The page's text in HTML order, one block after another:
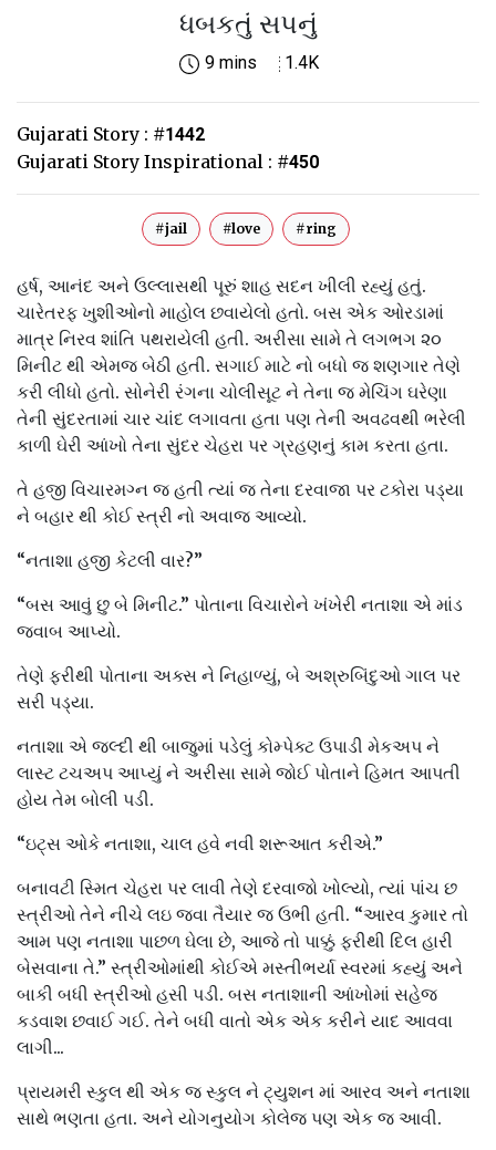
ધબકતું સપનું
9 mins 1.4K
Gujarati Story : #1442
Gujarati Story Inspirational : #450
#jail #love #ring
હર્ષ, આનંદ અને ઉલ્લાસથી પૂરું શાહ સદન ખીલી રહ્યું હતું.
ચારેતરફ ખુશીઓનો માહોલ છવાયેલો હતો. બસ એક ઓરડામાં
માત્ર નિરવ શાંતિ પથરાયેલી હતી. અરીસા સામે તે લગભગ ૨૦
મિનીટ થી એમજ બેઠી હતી. સગાઈ માટે નો બધો જ શણગાર તેણે
કરી લીધો હતો. સોનેરી રંગના ચોલીસૂટ ને તેના જ મેચિંગ ઘરેણા
તેની સુંદરતામાં ચાર ચાંદ લગાવતા હતા પણ તેની અવઢવથી ભરેલી
કાળી ઘેરી આંખો તેના સુંદર ચેહરા પર ગ્રહણનું કામ કરતા હતા.
તે હજી વિચારમગ્ન જ હતી ત્યાં જ તેના દરવાજા પર ટકોરા પડ્યા
ને બહાર થી કોઈ સ્ત્રી નો અવાજ આવ્યો.
“નતાશા હજી કેટલી વાર?”
“બસ આવું છુ બે મિનીટ.” પોતાના વિચારોને ખંખેરી નતાશા એ માંડ
જવાબ આપ્યો.
તેણે ફરીથી પોતાના અક્સ ને નિહાળ્યું, બે અશ્રુબિંદુઓ ગાલ પર
સરી પડ્યા.
નતાશા એ જલ્દી થી બાજુમાં પડેલું કોમ્પેક્ટ ઉપાડી મેકઅપ ને
લાસ્ટ ટચઅપ આપ્યું ને અરીસા સામે જોઈ પોતાને હિમત આપતી
હોય તેમ બોલી પડી.
“ઇટ્સ ઓકે નતાશા, ચાલ હવે નવી શરૂઆત કરીએ.”
બનાવટી સ્મિત ચેહરા પર લાવી તેણે દરવાજો ખોલ્યો, ત્યાં પાંચ છ
સ્ત્રીઓ તેને નીચે લઇ જવા તૈયાર જ ઉભી હતી. “આરવ કુમાર તો
આમ પણ નતાશા પાછળ ઘેલા છે, આજે તો પાક્કું ફરીથી દિલ હારી
બેસવાના તે.” સ્ત્રીઓમાંથી કોઈએ મસ્તીભર્યા સ્વરમાં કહ્યું અને
બાકી બધી સ્ત્રીઓ હસી પડી. બસ નતાશાની આંખોમાં સહેજ
કડવાશ છવાઈ ગઈ. તેને બધી વાતો એક એક કરીને યાદ આવવા
લાગી...
પ્રાયમરી સ્કુલ થી એક જ સ્કુલ ને ટ્યુશન માં આરવ અને નતાશા
સાથે ભણતા હતા. અને યોગનુયોગ કોલેજ પણ એક જ આવી.